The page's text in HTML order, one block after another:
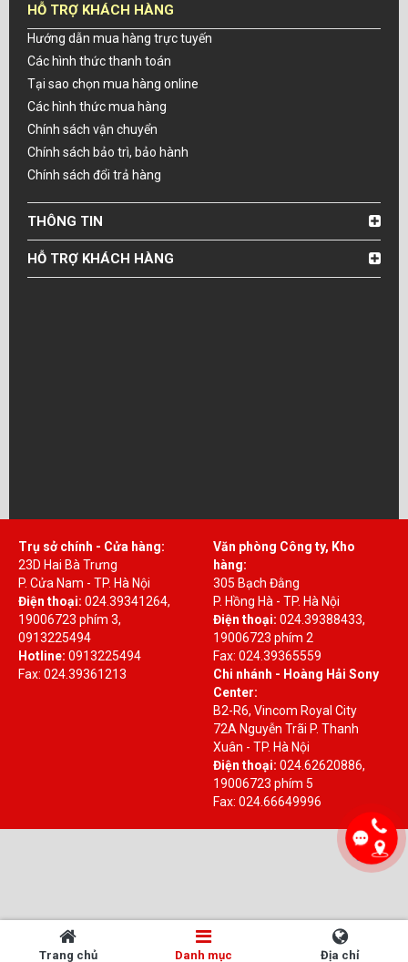
Trang chủ Danh mục Địa chỉ
HỖ TRỢ KHÁCH HÀNG
Hướng dẫn mua hàng trực tuyến
Các hình thức thanh toán
Tại sao chọn mua hàng online
Các hình thức mua hàng
Chính sách vận chuyển
Chính sách bảo trì, bảo hành
Chính sách đổi trả hàng
THÔNG TIN
HỖ TRỢ KHÁCH HÀNG
Trụ sở chính - Cửa hàng:
23D Hai Bà Trưng
P. Cửa Nam - TP. Hà Nội
Điện thoại: 024.39341264,
19006723 phím 3,
0913225494
Hotline: 0913225494
Fax: 024.39361213
Văn phòng Công ty, Kho
hàng:
305 Bạch Đằng
P. Hồng Hà - TP. Hà Nội
Điện thoại: 024.39388433,
19006723 phím 2
Fax: 024.39365559
Chi nhánh - Hoàng Hải Sony
Center:
B2-R6, Vincom Royal City
72A Nguyễn Trãi P. Thanh
Xuân - TP. Hà Nội
Điện thoại: 024.62620886,
19006723 phím 5
Fax: 024.66649996